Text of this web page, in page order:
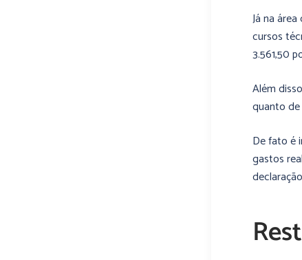
Já na
cursos
3.561,50
Além
quanto
De fato é
gastos